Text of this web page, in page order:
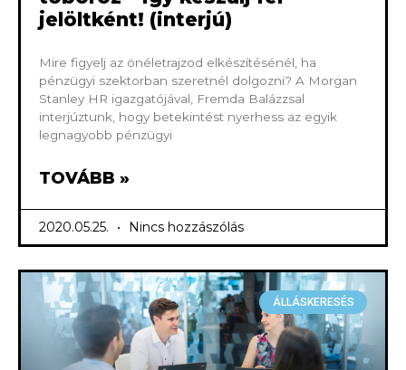
jelöltként! (interjú)
Mire figyelj az önéletrajzod elkészítésénél, ha
pénzügyi szektorban szeretnél dolgozni? A Morgan
Stanley HR igazgatójával, Fremda Balázzsal
interjúztunk, hogy betekintést nyerhess az egyik
legnagyobb pénzügyi
TOVÁBB »
2020.05.25. Nincs hozzászólás
ÁLLÁSKERESÉS